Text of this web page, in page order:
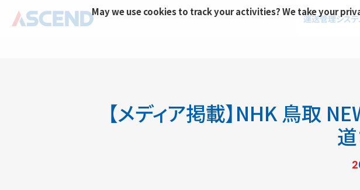
運送管理システ
【メディア掲載】NHK 鳥取
May we use cookies to track your activities? We take your